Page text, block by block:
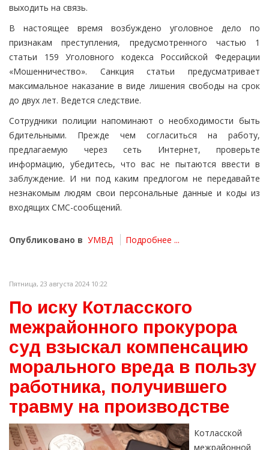
выходить на связь.
В настоящее время возбуждено уголовное дело по
признакам преступления, предусмотренного частью 1
статьи 159 Уголовного кодекса Российской Федерации
«Мошенничество». Санкция статьи предусматривает
максимальное наказание в виде лишения свободы на срок
до двух лет. Ведется следствие.
Сотрудники полиции напоминают о необходимости быть
бдительными. Прежде чем согласиться на работу,
предлагаемую через сеть Интернет, проверьте
информацию, убедитесь, что вас не пытаются ввести в
заблуждение. И ни под каким предлогом не передавайте
незнакомым людям свои персональные данные и коды из
входящих СМС-сообщений.
Опубликовано в УМВД Подробнее ...
Пятница, 23 августа 2024 10:22
По иску Котласского
межрайонного прокурора
суд взыскал компенсацию
морального вреда в пользу
работника, получившего
травму на производстве
Котласской
межрайонной